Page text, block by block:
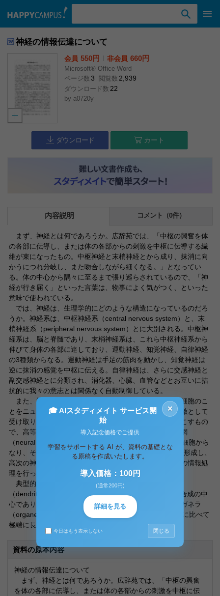
神経の情報伝達について
会員 550円 非会員 660円
Microsoft® Office Word
ページ数 3 閲覧数 2,939
ダウンロード数 22
by a0720y
ダウンロード カート
内容説明 コメント（0件）
まず、神経とは何であろうか。広辞苑では、「中枢の興奮を体
の各部に伝導し、または体の各部からの刺激を中枢に伝導する繊
維が束になったもの。中枢神経と末梢神経とから成り、抹消に向
かうにつれ分岐し、また吻合しながら細くなる。」となってい
る。体の中心から隅々に至るまで張り巡らされているので、「神
経が行き届く」といった言葉は、物事によく気がつく、といった
意味で使われている。
では、神経は、生理学的にどのような構造になっているのだろ
うか。神経系は、中枢神経系（central nervous system）と、末
梢神経系（peripheral nervous system）とに大別される。中枢神
経系は、脳と脊髄であり、末梢神経系は、これら中枢神経系から
伸びて身体の各部に達しており、運動神経、知覚神経、自律神経
の3種類からなる。運動神経は手足の筋肉を動かし、知覚神経は
逆に抹消の感覚を中枢に伝える。自律神経は、さらに交感神経と
副交感神経とに分類され、消化器、心臓、血管などとお互いに拮
抗的に我々の意志とは関係なく自動制御している。
また、神経系は神経細胞で構成されており、この神経細胞のこ
とをニューロンという。細胞とは、外界からの情報を刺激として
受け取り、それに応答し、種々の生理学的変化を引き起こすもの
で、高等生物では情報の総合・分析の場が脳の神経回路網
（neural network）である。人の脳は、10 個以上の神経細胞から
なり、その10 倍以上もの細胞間連絡により神経回路網を形成し、
高次の神経活動（意識、記憶、情動、心理的活動等）での情報処
理を行っている。
典型的な神経細胞は、細胞体（cell body）、樹状突起
（dendrite）、軸索（axon）から成る。細胞体は物質生合成の中
心であり、一般の動物細胞体で見られるのと同様のオルガネラ
（organella）から成っているが、形態学的には他の細胞に比べて
極端に長い。
資料の原本内容
神経の情報伝達について
まず、神経とは何であろうか。広辞苑では、「中枢の興奮
を体の各部に伝導し、または体の各部からの刺激を中枢に伝
×
🎓 AIスタディメイト サービス開
始
導入記念価格でご提供
学習をサポートする AI が、資料の基礎とな
る原稿を作成いたします。
導入価格：100円
(通常200円)
詳細を見る
今日はもう表示しない 閉じる